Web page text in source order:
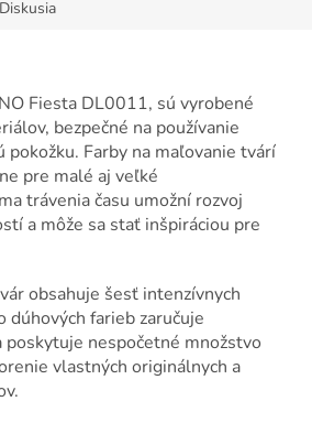
Diskusia
Fiesta DL0011, sú vyrobené
bezpečné na používanie
pokožku. Farby na maľovanie tvárí
pre malé aj veľké
trávenia času umožní rozvoj
a môže sa stať inšpiráciou pre
obsahuje šesť intenzívnych
dúhových farieb zaručuje
poskytuje nespočetné množstvo
vlastných originálnych a